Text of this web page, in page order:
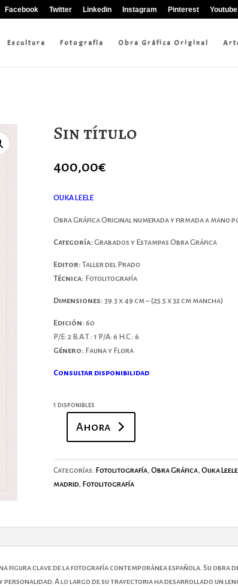
Facebook Twitter Linkedin Instagram Pinterest Youtube
Escultura Fotografía Obra Gráfica Original
Sin título
400,00€
OUKA LEELE
Obra Gráfica Original numerada y firmada a mano
Categoría: Grabados y Estampas Obra Gráfica
Editor: Taller del Prado
Técnica: Fotolitografía
Dimensiones: 39.3 x 49 cm – (25.5 x 32 cm mancha)
Edición: 60
P/E: 2 B.A.T.: 1 P/A: 6 H.C.: 6
Género: Fauna y Flora
Consultar disponibilidad
1 disponibles
cantidad
Ahora
Categorías: Fotolitografía, Obra Gráfica, Ouka Leele
madrid, Fotolitografía
figura clave de la fotografía contemporánea española. Su obra
y personalidad. A lo largo de su trayectoria ha desarrollado un